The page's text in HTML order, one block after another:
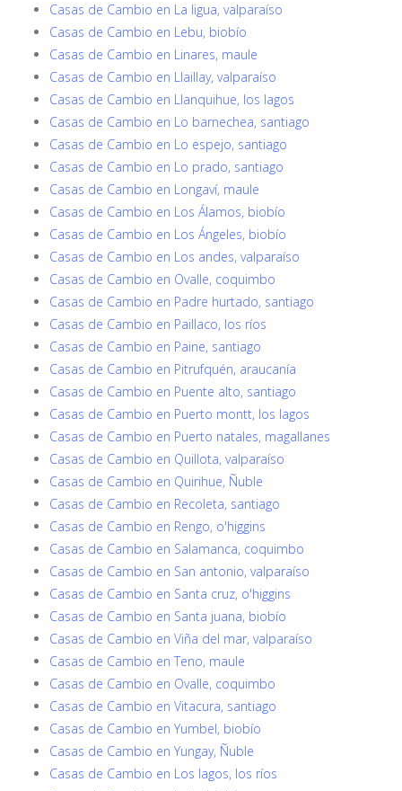
Casas de Cambio en La ligua, valparaíso
Casas de Cambio en Lebu, biobío
Casas de Cambio en Linares, maule
Casas de Cambio en Llaillay, valparaíso
Casas de Cambio en Llanquihue, los lagos
Casas de Cambio en Lo barnechea, santiago
Casas de Cambio en Lo espejo, santiago
Casas de Cambio en Lo prado, santiago
Casas de Cambio en Longaví, maule
Casas de Cambio en Los Álamos, biobío
Casas de Cambio en Los Ángeles, biobío
Casas de Cambio en Los andes, valparaíso
Casas de Cambio en Ovalle, coquimbo
Casas de Cambio en Padre hurtado, santiago
Casas de Cambio en Paillaco, los ríos
Casas de Cambio en Paine, santiago
Casas de Cambio en Pitrufquén, araucanía
Casas de Cambio en Puente alto, santiago
Casas de Cambio en Puerto montt, los lagos
Casas de Cambio en Puerto natales, magallanes
Casas de Cambio en Quillota, valparaíso
Casas de Cambio en Quirihue, Ñuble
Casas de Cambio en Recoleta, santiago
Casas de Cambio en Rengo, o'higgins
Casas de Cambio en Salamanca, coquimbo
Casas de Cambio en San antonio, valparaíso
Casas de Cambio en Santa cruz, o'higgins
Casas de Cambio en Santa juana, biobío
Casas de Cambio en Viña del mar, valparaíso
Casas de Cambio en Teno, maule
Casas de Cambio en Ovalle, coquimbo
Casas de Cambio en Vitacura, santiago
Casas de Cambio en Yumbel, biobío
Casas de Cambio en Yungay, Ñuble
Casas de Cambio en Los lagos, los ríos